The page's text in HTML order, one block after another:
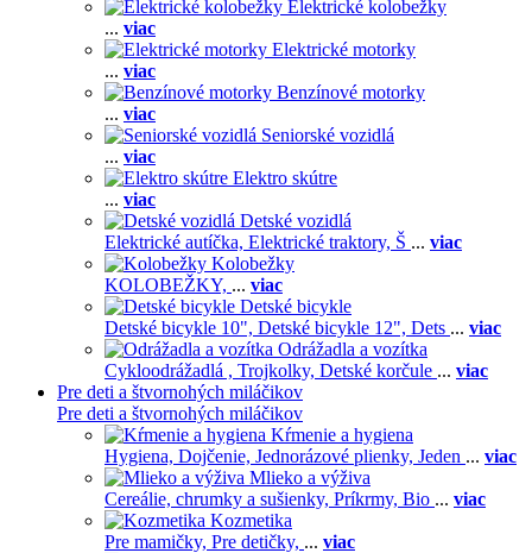
Elektrické kolobežky
... viac
Elektrické motorky
... viac
Benzínové motorky
... viac
Seniorské vozidlá
... viac
Elektro skútre
... viac
Detské vozidlá
Elektrické autíčka, Elektrické traktory, Š ... viac
Kolobežky
KOLOBEŽKY, ... viac
Detské bicykle
Detské bicykle 10", Detské bicykle 12", Dets ... viac
Odrážadla a vozítka
Cykloodrážadlá , Trojkolky, Detské korčule ... viac
Pre deti a štvornohých miláčikov
Pre deti a štvornohých miláčikov
Kŕmenie a hygiena
Hygiena, Dojčenie, Jednorázové plienky, Jeden ... viac
Mlieko a výživa
Cereálie, chrumky a sušienky, Príkrmy, Bio ... viac
Kozmetika
Pre mamičky, Pre detičky, ... viac